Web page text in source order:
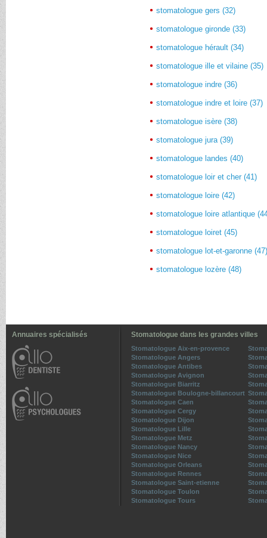
stomatologue gers (32)
stomatologue gironde (33)
stomatologue hérault (34)
stomatologue ille et vilaine (35)
stomatologue indre (36)
stomatologue indre et loire (37)
stomatologue isère (38)
stomatologue jura (39)
stomatologue landes (40)
stomatologue loir et cher (41)
stomatologue loire (42)
stomatologue loire atlantique
stomatologue loiret (45)
stomatologue lot-et-garonne
stomatologue lozère (48)
Annuaires spécialisés Stomatologue dans les grandes villes
Stomatologue Aix-en-provence
Stomatologue Angers
Stomatologue Antibes
Stomatologue Avignon
Stomatologue Biarritz
Stomatologue Boulogne-billancourt
Stomatologue Caen
Stomatologue Cergy
Stomatologue Dijon
Stomatologue Lille
Stomatologue Metz
Stomatologue Nancy
Stomatologue Nice
Stomatologue Orleans
Stomatologue Rennes
Stomatologue Saint-etienne
Stomatologue Toulon
Stomatologue Tours